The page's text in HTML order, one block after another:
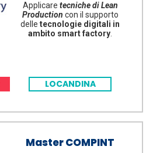
Applicare tecniche di Lean
Production con il supporto
delletecnologie digitali in
ambito smart factory
LOCANDINA
Master COMPINT